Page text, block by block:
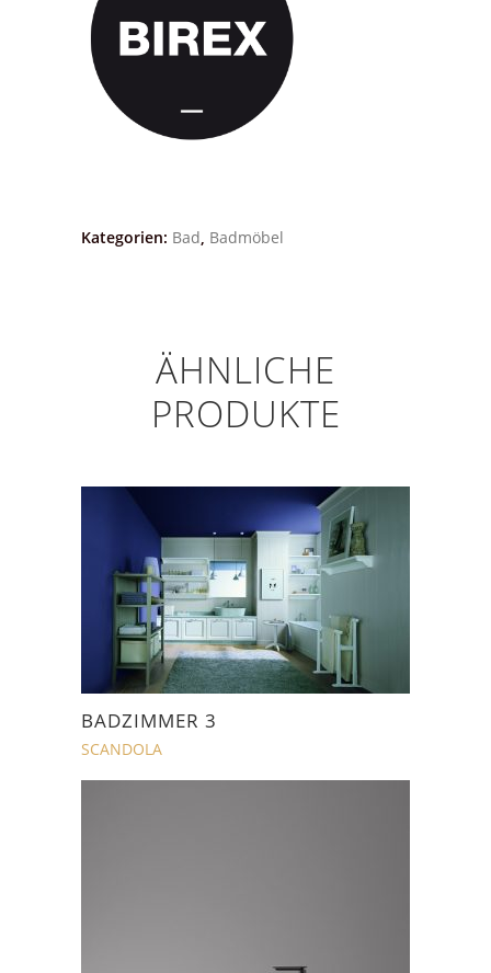
Kategorien: Bad, Badmöbel
ÄHNLICHE
PRODUKTE
BADZIMMER 3
SCANDOLA